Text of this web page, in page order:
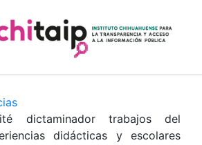
dictaminador trabajos del
didácticas y escolares